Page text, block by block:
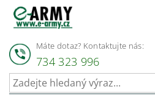
Máte dotaz? Kontaktujte nás:
734 323 996